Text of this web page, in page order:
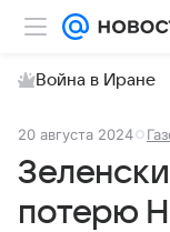
Война в Иране
20 августа 2024
потерю